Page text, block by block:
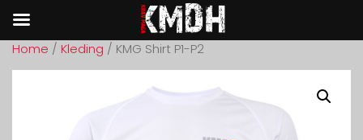
Home / Kleding / KMG Shirt P1-P2